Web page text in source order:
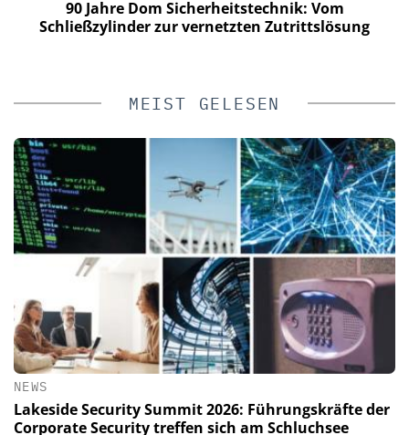
90 Jahre Dom Sicherheitstechnik: Vom
Schließzylinder zur vernetzten Zutrittslösung
MEIST GELESEN
NEWS
Lakeside Security Summit 2026: Führungskräfte der
Corporate Security treffen sich am Schluchsee